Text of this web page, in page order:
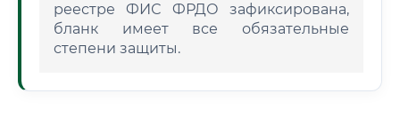
реестре ФИС ФРДО зафиксирована,
бланк имеет все обязательные
степени защиты.